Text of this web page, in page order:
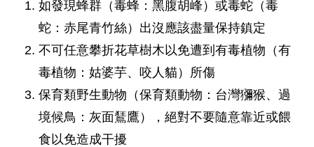
如發現蜂群（毒蜂：黑腹胡峰）或毒蛇（毒
蛇：赤尾青竹絲）出沒應該盡量保持鎮定
不可任意攀折花草樹木以免遭到有毒植物（有
毒植物：姑婆芋、咬人貓）所傷
保育類野生動物（保育類動物：台灣獼猴、過
境候鳥：灰面鵟鷹），絕對不要隨意靠近或餵
食以免造成干擾